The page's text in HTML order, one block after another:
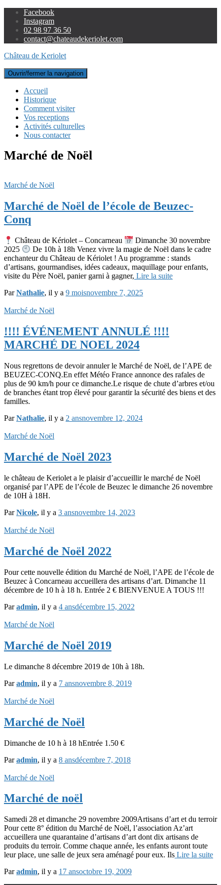
Facebook
Instagram
02 98 97 36 50
contact@chateaudekeriolet.com
Château de Keriolet
Ouvrir/fermer la navigation
Accueil
Historique
Comment visiter
Vos receptions
Activités culturelles
Nous contacter
Marché de Noël
Marché de Noël
Marché de Noël de l’école de Beuzec-
Conq
Château de Kériolet – Concarneau
Dimanche 30 novembre
2025
De 10h à 18h Venez vivre la magie de Noël dans le cadre
enchanteur du Château de Kériolet ! Au programme : stands
d’artisans, gourmandises, idées cadeaux, maquillage pour enfants,
visite du Père Noël, panier garni à gagner, Lire la suite
ParNathalie, il y a 9 moisnovembre 7, 2025
Marché de Noël
!!!! ÉVÉNEMENT ANNULÉ !!!!
MARCHÉ DE NOEL 2024
Nous regrettons de devoir annuler le Marché de Noël, de l’APE de
BEUZEC-CONQ.En effet Météo France annonce des rafales de
plus de 90 km/h pour ce dimanche.Le risque de chute d’arbres et/ou
de branches étant trop élevé pour garantir la sécurité des biens et des
familles.
ParNathalie, il y a 2 ansnovembre 12, 2024
Marché de Noël
Marché de Noël 2023
le château de Keriolet a le plaisir d’accueillir le marché de Noël
organisé par l’APE de l’école de Beuzec le dimanche 26 novembre
de 10H à 18H.
ParNicole, il y a 3 ansnovembre 14, 2023
Marché de Noël
Marché de Noël 2022
Pour cette nouvelle édition du Marché de Noël, l’APE de l’école de
Beuzec à Concarneau accueillera des artisans d’art. Dimanche 11
décembre de 10 h à 18 h. Entrée 2 € BIENVENUE A TOUS !!!
Paradmin, il y a 4 ansdécembre 15, 2022
Marché de Noël
Marché de Noël 2019
Le dimanche 8 décembre 2019 de 10h à 18h.
Paradmin, il y a 7 ansnovembre 8, 2019
Marché de Noël
Marché de Noël
Dimanche de 10 h à 18 hEntrée 1.50 €
Paradmin, il y a 8 ansdécembre 7, 2018
Marché de Noël
Marché de noël
Samedi 28 et dimanche 29 novembre 2009Artisans d’art et du terroir
Pour cette 8° édition du Marché de Noël, l’association Az’art
accueillera une quarantaine d’artisans d’art dont dix artisans de
produits du terroir. Comme chaque année, les enfants auront toute
leur place, une salle de jeux sera aménagé pour eux. Ils Lire la suite
Paradmin, il y a 17 ansoctobre 19, 2009